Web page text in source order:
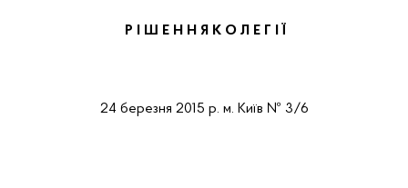
Р І Ш Е Н Н Я К О Л Е Г І Ї
24 березня 2015 р. м. Київ № 3/6